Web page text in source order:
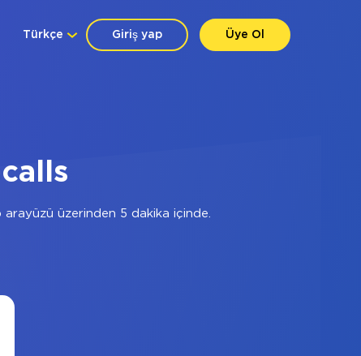
Giriş yap Üye Ol
Türkçe
üzerinden 5 dakika içinde.